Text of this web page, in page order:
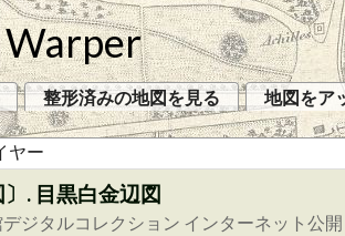
整形済みの地図を見る 地図をア
ヤー
〕. 目黒白金辺図
ジタルコレクション インターネット公開